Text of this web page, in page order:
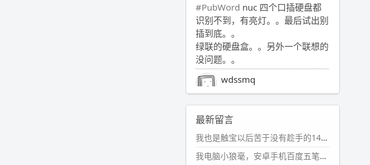
#PubWord nuc 四个口插硬盘都
识别不到，有亮灯。。最后试出别
插到底。。
绿联的硬盘盒。。另外一个联想的
没问题。。
wdssmq
2024-11-19 17:31:51
#PubWord近期观影记录：超级
马里奥，死侍与金刚狼。。
wdssmq
2024-10-08 10:12:25
最新留言
我也是触宝以后苦于没有趁手的14键五笔键盘久矣上面那位兄台用的百度双键点划布局我也用过很久，那个皮肤做得很粗糙，个别键位的触发区域是错位的，快速打字时很容易出错，修改它的皮肤文件校正后勉强能用，但早年出的皮肤分辨率太低，实在谈不上美观。百度小米定制版的商店里有一个"小黑板"皮肤还不错(百度官方输入法商店里没有)，但那个风格我不喜欢这两天找到了一个叫"森林集"的公众号，开发了海量的皮肤，很多都有14键版本，付费但很便宜，几块钱，终于有自己满意的输入法了搜了一下，这个工作室还是百度的官方合作伙伴，不知道为什么14键作品都不在官方商店上架，难道是百度官方在刻意放弃14键？
我电脑小狼毫，安卓手机百度五笔，皮肤用的双键点划，挺好的。